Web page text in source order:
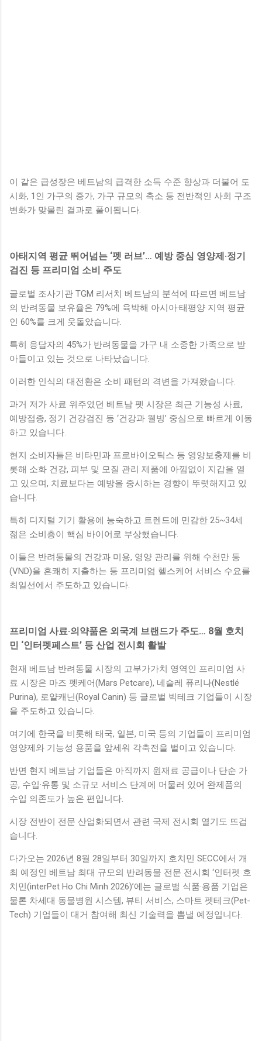
이 같은 급성장은 베트남의 급격한 소득 수준 향상과 더불어 도
시화, 1인 가구의 증가, 가구 규모의 축소 등 전반적인 사회 구조
변화가 맞물린 결과로 풀이됩니다.
아태지역 평균 뛰어넘는 ‘펫 러브’… 예방 중심 영양제·정기
검진 등 프리미엄 소비 주도
글로벌 조사기관 TGM 리서치 베트남의 분석에 따르면 베트남
의 반려동물 보유율은 79%에 육박해 아시아·태평양 지역 평균
인 60%를 크게 웃돌았습니다.
특히 응답자의 45%가 반려동물을 가구 내 소중한 가족으로 받
아들이고 있는 것으로 나타났습니다.
이러한 인식의 대전환은 소비 패턴의 격변을 가져왔습니다.
과거 저가 사료 위주였던 베트남 펫 시장은 최근 기능성 사료,
예방접종, 정기 건강검진 등 ‘건강과 웰빙’ 중심으로 빠르게 이동
하고 있습니다.
현지 소비자들은 비타민과 프로바이오틱스 등 영양보충제를 비
롯해 소화 건강, 피부 및 모질 관리 제품에 아낌없이 지갑을 열
고 있으며, 치료보다는 예방을 중시하는 경향이 뚜렷해지고 있
습니다.
특히 디지털 기기 활용에 능숙하고 트렌드에 민감한 25~34세
젊은 소비층이 핵심 바이어로 부상했습니다.
이들은 반려동물의 건강과 미용, 영양 관리를 위해 수천만 동
(VND)을 흔쾌히 지출하는 등 프리미엄 헬스케어 서비스 수요를
최일선에서 주도하고 있습니다.
프리미엄 사료·의약품은 외국계 브랜드가 주도… 8월 호치
민 ‘인터펫페스트’ 등 산업 전시회 활발
현재 베트남 반려동물 시장의 고부가가치 영역인 프리미엄 사
료 시장은 마즈 펫케어(Mars Petcare), 네슬레 퓨리나(Nestlé
Purina), 로얄캐닌(Royal Canin) 등 글로벌 빅테크 기업들이 시장
을 주도하고 있습니다.
여기에 한국을 비롯해 태국, 일본, 미국 등의 기업들이 프리미엄
영양제와 기능성 용품을 앞세워 각축전을 벌이고 있습니다.
반면 현지 베트남 기업들은 아직까지 원재료 공급이나 단순 가
공, 수입·유통 및 소규모 서비스 단계에 머물러 있어 완제품의
수입 의존도가 높은 편입니다.
시장 전반이 전문 산업화되면서 관련 국제 전시회 열기도 뜨겁
습니다.
다가오는 2026년 8월 28일부터 30일까지 호치민 SECC에서 개
최 예정인 베트남 최대 규모의 반려동물 전문 전시회 ‘인터펫 호
치민(interPet Ho Chi Minh 2026)’에는 글로벌 식품·용품 기업은
물론 차세대 동물병원 시스템, 뷰티 서비스, 스마트 펫테크(Pet-
Tech) 기업들이 대거 참여해 최신 기술력을 뽐낼 예정입니다.